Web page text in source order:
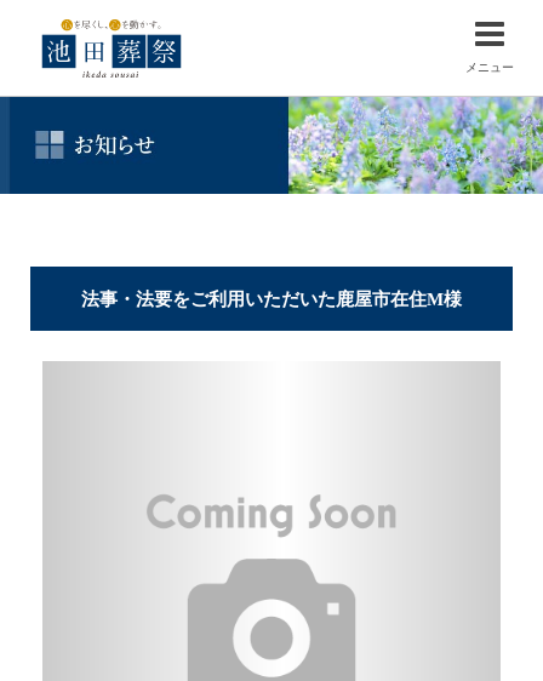
メニュー
法事・法要をご利用いただいた鹿屋市在住M様